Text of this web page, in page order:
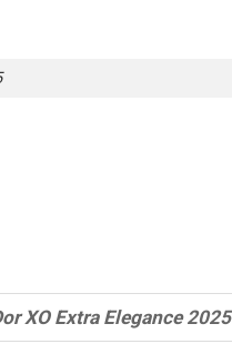
XO Extra Elegance 2025